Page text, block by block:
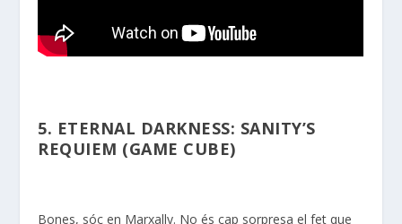
5. ETERNAL DARKNESS: SANITY’S
REQUIEM (GAME CUBE)
Bones, sóc en Marxally. No és cap sorpresa el fet que